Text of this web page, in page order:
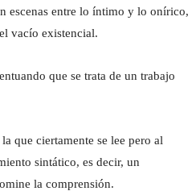
escenas entre lo íntimo y lo onírico,
vacío existencial.
que se trata de un trabajo
que ciertamente se lee pero al
sintático, es decir, un
la comprensión.